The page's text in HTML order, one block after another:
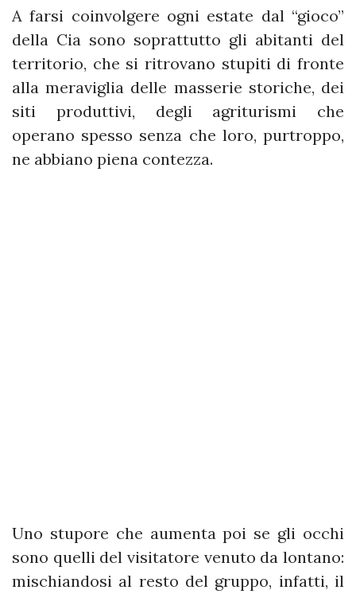
A farsi coinvolgere ogni estate dal “gioco”
della Cia sono soprattutto gli abitanti del
territorio, che si ritrovano stupiti di fronte
alla meraviglia delle masserie storiche, dei
siti produttivi, degli agriturismi che
operano spesso senza che loro, purtroppo,
ne abbiano piena contezza.
Uno stupore che aumenta poi se gli occhi
sono quelli del visitatore venuto da lontano:
mischiandosi al resto del gruppo, infatti, il